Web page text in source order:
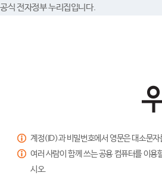
식 전자정부 누리집입니다.
계정(ID)과 비밀번호에서 영문은 대소문
여러 사람이 함께 쓰는 공용 컴퓨터를 이
시오.